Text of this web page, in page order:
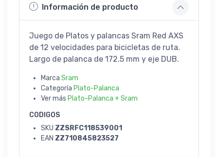
Información de producto
Juego de Platos y palancas Sram Red AXS
de 12 velocidades para bicicletas de ruta.
Largo de palanca de 172.5 mm y eje DUB.
Marca Sram
Categoría Plato-Palanca
Ver más Plato-Palanca + Sram
CODIGOS
SKU ZZSRFC118539001
EAN ZZ710845823527